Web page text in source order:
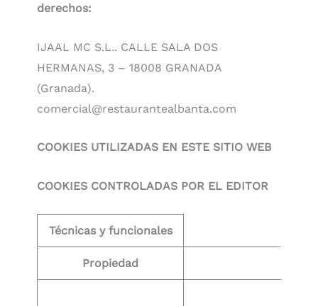
derechos:
IJAAL MC S.L.. CALLE SALA DOS
HERMANAS, 3 – 18008 GRANADA
(Granada).
comercial@restaurantealbanta.com
COOKIES UTILIZADAS EN ESTE SITIO WEB
COOKIES CONTROLADAS POR EL EDITOR
Técnicas y funcionales
Propiedad